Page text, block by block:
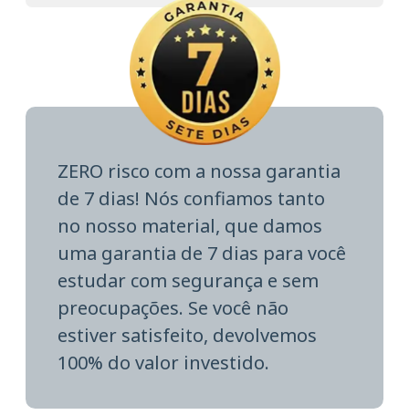
ZERO risco com a nossa garantia
de 7 dias! Nós confiamos tanto
no nosso material, que damos
uma garantia de 7 dias para você
estudar com segurança e sem
preocupações. Se você não
estiver satisfeito, devolvemos
100% do valor investido.